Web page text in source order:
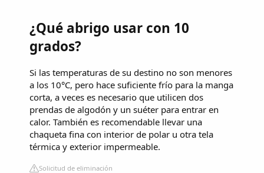
¿Qué abrigo usar con 10
grados?
Si las temperaturas de su destino no son menores
a los 10°C, pero hace suficiente frío para la manga
corta, a veces es necesario que utilicen dos
prendas de algodón y un suéter para entrar en
calor. También es recomendable llevar una
chaqueta fina con interior de polar u otra tela
térmica y exterior impermeable.
Solicitud de eliminación